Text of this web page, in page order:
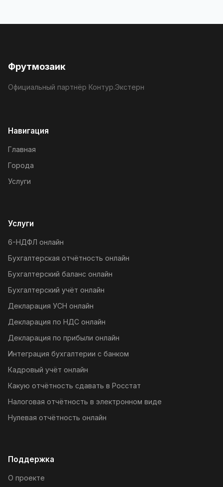
Фрутмозаик
Официальный партнёр Контур.Экстерн
Навигация
Главная
Города
Услуги
Услуги
6-НДФЛ онлайн
Бухгалтерская отчётность онлайн
Бухгалтерский баланс онлайн
Бухгалтерский учёт онлайн
Декларация УСН онлайн
Декларация по НДС онлайн
Декларация по прибыли онлайн
Интеграция бухгалтерии с банком
Кадровый учёт онлайн
Какую отчётность сдавать в Росстат
Налоговая отчётность в электронном виде
Нулевая отчётность онлайн
Поддержка
О проекте